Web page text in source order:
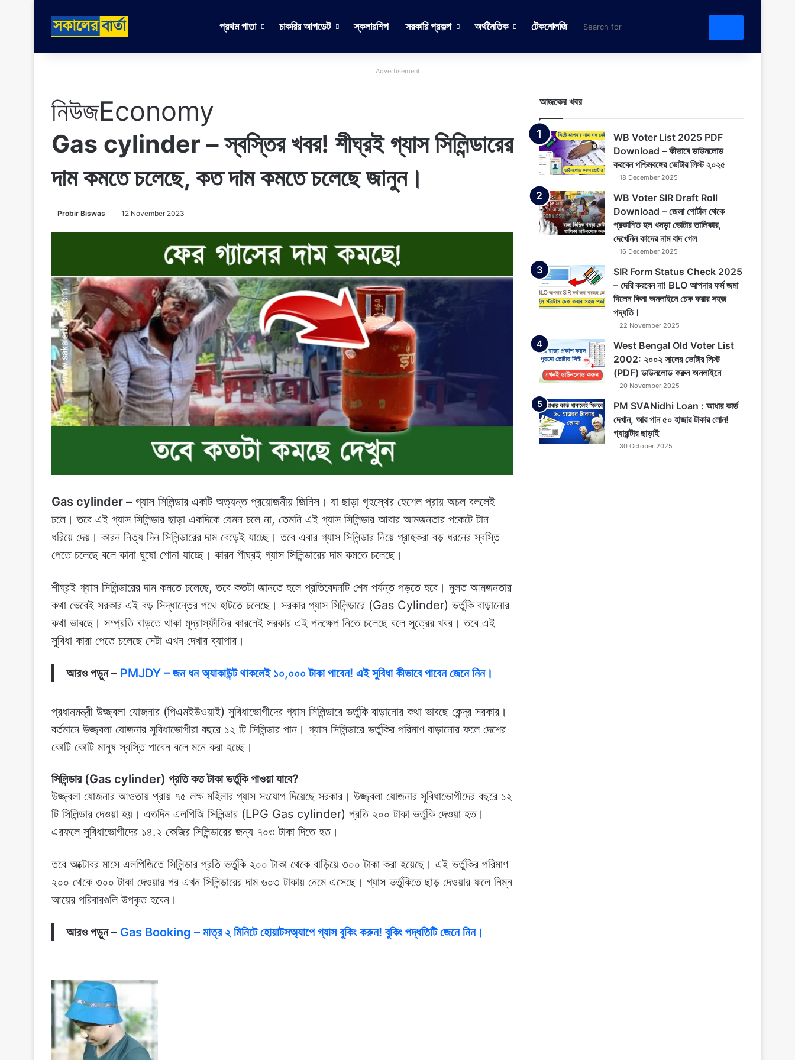
প্রথম পাতা চাকরির আপডেট স্কলারশিপ সরকারি প্রকল্প অর্থনৈতিক টেকনোলজি
Search
for
Advertisement
নিউজEconomy
Gas cylinder – স্বস্তির খবর! শীঘ্রই গ্যাস সিলিন্ডারের
দাম কমতে চলেছে, কত দাম কমতে চলেছে জানুন।
Probir Biswas 12 November 2023
Gas cylinder – গ্যাস সিলিন্ডার একটি অত্যন্ত প্রয়োজনীয় জিনিস। যা ছাড়া গৃহস্থের হেশেল প্রায় অচল বললেই
চলে। তবে এই গ্যাস সিলিন্ডার ছাড়া একদিকে যেমন চলে না, তেমনি এই গ্যাস সিলিন্ডার আবার আমজনতার পকেটে টান
ধরিয়ে দেয়। কারন নিত্য দিন সিলিন্ডারের দাম বেড়েই যাচ্ছে। তবে এবার গ্যাস সিলিন্ডার নিয়ে গ্রাহকরা বড় ধরনের স্বস্তি
পেতে চলেছে বলে কানা ঘুষো শোনা যাচ্ছে। কারন শীঘ্রই গ্যাস সিলিন্ডারের দাম কমতে চলেছে।
শীঘ্রই গ্যাস সিলিন্ডারের দাম কমতে চলেছে, তবে কতটা জানতে হলে প্রতিবেদনটি শেষ পর্যন্ত পড়তে হবে। মুলত আমজনতার
কথা ভেবেই সরকার এই বড় সিদ্ধান্তের পথে হাটতে চলেছে। সরকার গ্যাস সিলিন্ডারে (Gas Cylinder) ভর্তুকি বাড়ানোর
কথা ভাবছে। সম্প্রতি বাড়তে থাকা মুদ্রাস্ফীতির কারনেই সরকার এই পদক্ষেপ নিতে চলেছে বলে সূত্রের খবর। তবে এই
সুবিধা কারা পেতে চলেছে সেটা এখন দেখার ব্যাপার।
আরও পড়ুন – PMJDY – জন ধন অ্যাকাউন্ট থাকলেই ১০,০০০ টাকা পাবেন! এই সুবিধা কীভাবে পাবেন জেনে নিন।
প্রধানমন্ত্রী উজ্জ্বলা যোজনার (পিএমইউওয়াই) সুবিধাভোগীদের গ্যাস সিলিন্ডারে ভর্তুকি বাড়ানোর কথা ভাবছে কেন্দ্র সরকার।
বর্তমানে উজ্জ্বলা যোজনার সুবিধাভোগীরা বছরে ১২ টি সিলিন্ডার পান। গ্যাস সিলিন্ডারে ভর্তুকির পরিমাণ বাড়ানোর ফলে দেশের
কোটি কোটি মানুষ স্বস্তি পাবেন বলে মনে করা হচ্ছে।
সিলিন্ডার (Gas cylinder) প্রতি কত টাকা ভর্তুকি পাওয়া যাবে?
উজ্জ্বলা যোজনার আওতায় প্রায় ৭৫ লক্ষ মহিলার গ্যাস সংযোগ দিয়েছে সরকার। উজ্জ্বলা যোজনার সুবিধাভোগীদের বছরে ১২
টি সিলিন্ডার দেওয়া হয়। এতদিন এলপিজি সিলিন্ডার (LPG Gas cylinder) প্রতি ২০০ টাকা ভর্তুকি দেওয়া হত।
এরফলে সুবিধাভোগীদের ১৪.২ কেজির সিলিন্ডারের জন্য ৭০৩ টাকা দিতে হত।
তবে অক্টোবর মাসে এলপিজিতে সিলিন্ডার প্রতি ভর্তুকি ২০০ টাকা থেকে বাড়িয়ে ৩০০ টাকা করা হয়েছে। এই ভর্তুকির পরিমাণ
২০০ থেকে ৩০০ টাকা দেওয়ার পর এখন সিলিন্ডারের দাম ৬০৩ টাকায় নেমে এসেছে। গ্যাস ভর্তুকিতে ছাড় দেওয়ার ফলে নিম্ন
আয়ের পরিবারগুলি উপকৃত হবেন।
আরও পড়ুন – Gas Booking – মাত্র ২ মিনিটে হোয়াটসঅ্যাপে গ্যাস বুকিং করুন! বুকিং পদ্ধতিটি জেনে নিন।
আজকের খবর
WB Voter List 2025 PDF
Download – কীভাবে ডাউনলোড
করবেন পশ্চিমবঙ্গের ভোটার লিস্ট ২০২৫
18 December 2025
WB Voter SIR Draft Roll
Download – জেলা পোর্টাল থেকে
প্রকাশিত হল খসড়া ভোটার তালিকার,
দেখেনিন কাদের নাম বাদ গেল
16 December 2025
SIR Form Status Check 2025
– দেরি করবেন না! BLO আপনার ফর্ম জমা
দিলেন কিনা অনলাইনে চেক করার সহজ
পদ্ধতি।
22 November 2025
West Bengal Old Voter List
2002: ২০০২ সালের ভোটার লিস্ট
(PDF) ডাউনলোড করুন অনলাইনে
20 November 2025
PM SVANidhi Loan : আধার কার্ড
দেখান, আর পান ৫০ হাজার টাকার লোন!
গ্যারান্টার ছাড়াই
30 October 2025